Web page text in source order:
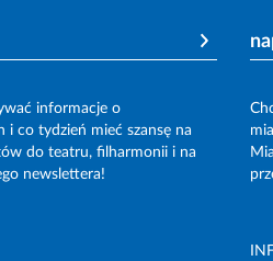
informacje o
i co tydzień mieć szansę na
do teatru, filharmonii i na
newslettera!